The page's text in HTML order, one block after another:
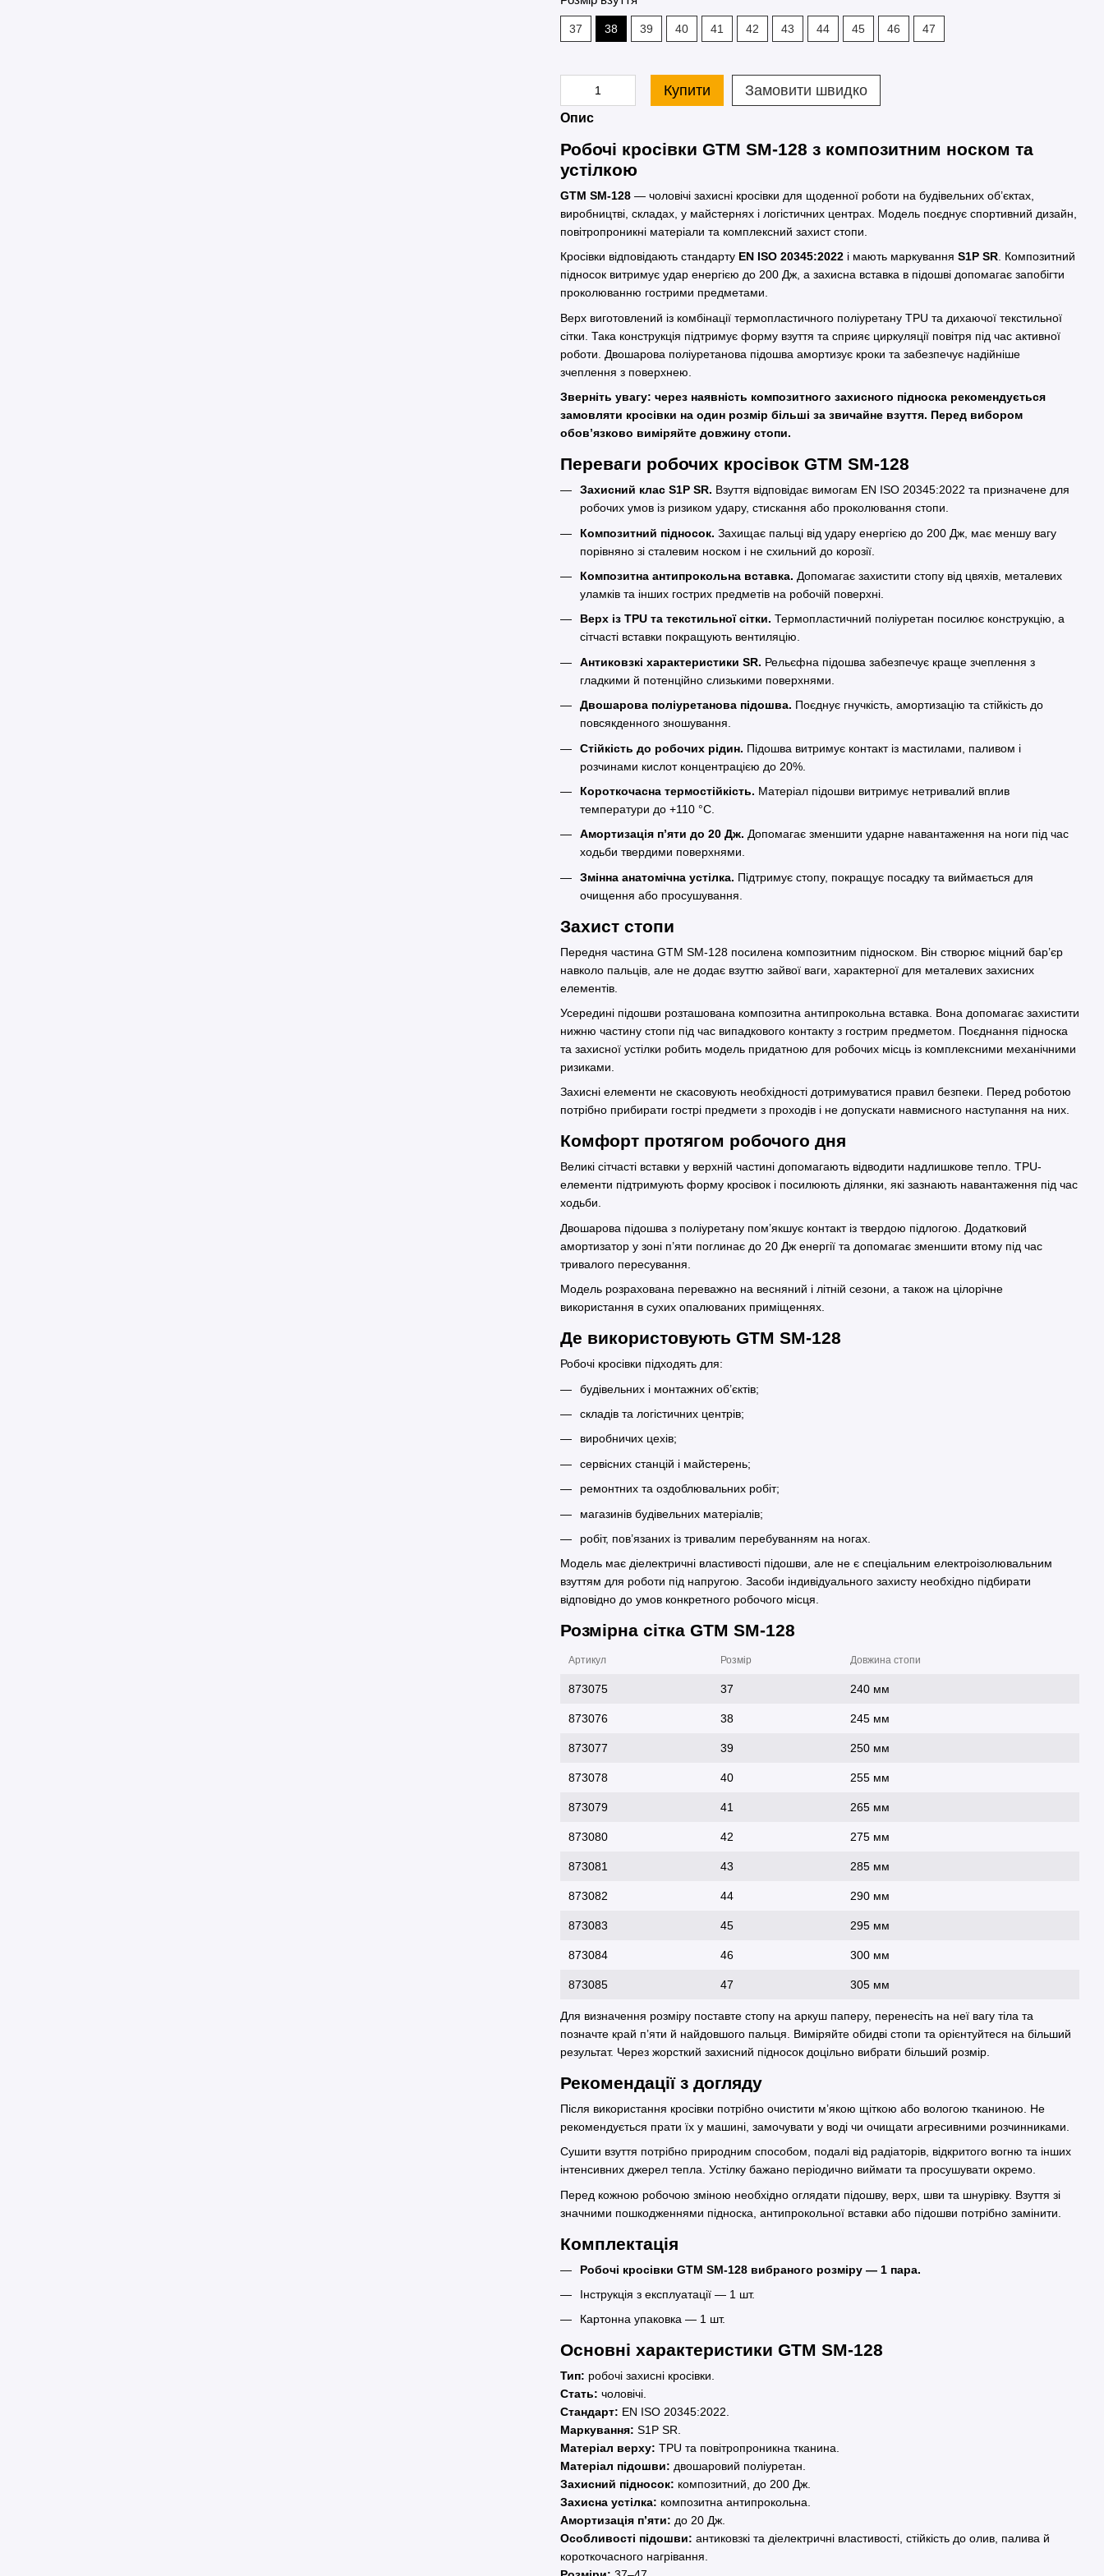
37 38 39 40 41 42 43 44 45 46 47
Купити Замовити швидко
Опис
Робочі кросівки GTM SM-128 з композитним носком та
устілкою
GTM SM-128 — чоловічі захисні кросівки для щоденної роботи на будівельних об’єктах,
виробництві, складах, у майстернях і логістичних центрах. Модель поєднує спортивний дизайн,
повітропроникні матеріали та комплексний захист стопи.
Кросівки відповідають стандарту EN ISO 20345:2022 і мають маркування S1P SR. Композитний
підносок витримує удар енергією до 200 Дж, а захисна вставка в підошві допомагає запобігти
проколюванню гострими предметами.
Верх виготовлений із комбінації термопластичного поліуретану TPU та дихаючої текстильної
сітки. Така конструкція підтримує форму взуття та сприяє циркуляції повітря під час активної
роботи. Двошарова поліуретанова підошва амортизує кроки та забезпечує надійніше
зчеплення з поверхнею.
Зверніть увагу: через наявність композитного захисного підноска рекомендується
замовляти кросівки на один розмір більші за звичайне взуття. Перед вибором
обов’язково виміряйте довжину стопи.
Переваги робочих кросівок GTM SM-128
Захисний клас S1P SR. Взуття відповідає вимогам EN ISO 20345:2022 та призначене для
робочих умов із ризиком удару, стискання або проколювання стопи.
Композитний підносок. Захищає пальці від удару енергією до 200 Дж, має меншу вагу
порівняно зі сталевим носком і не схильний до корозії.
Композитна антипрокольна вставка. Допомагає захистити стопу від цвяхів, металевих
уламків та інших гострих предметів на робочій поверхні.
Верх із TPU та текстильної сітки. Термопластичний поліуретан посилює конструкцію, а
сітчасті вставки покращують вентиляцію.
Антиковзкі характеристики SR. Рельєфна підошва забезпечує краще зчеплення з
гладкими й потенційно слизькими поверхнями.
Двошарова поліуретанова підошва. Поєднує гнучкість, амортизацію та стійкість до
повсякденного зношування.
Стійкість до робочих рідин. Підошва витримує контакт із мастилами, паливом і
розчинами кислот концентрацією до 20%.
Короткочасна термостійкість. Матеріал підошви витримує нетривалий вплив
температури до +110 °C.
Амортизація п’яти до 20 Дж. Допомагає зменшити ударне навантаження на ноги під час
ходьби твердими поверхнями.
Змінна анатомічна устілка. Підтримує стопу, покращує посадку та виймається для
очищення або просушування.
Захист стопи
Передня частина GTM SM-128 посилена композитним підноском. Він створює міцний бар’єр
навколо пальців, але не додає взуттю зайвої ваги, характерної для металевих захисних
елементів.
Усередині підошви розташована композитна антипрокольна вставка. Вона допомагає захистити
нижню частину стопи під час випадкового контакту з гострим предметом. Поєднання підноска
та захисної устілки робить модель придатною для робочих місць із комплексними механічними
ризиками.
Захисні елементи не скасовують необхідності дотримуватися правил безпеки. Перед роботою
потрібно прибирати гострі предмети з проходів і не допускати навмисного наступання на них.
Комфорт протягом робочого дня
Великі сітчасті вставки у верхній частині допомагають відводити надлишкове тепло. TPU-
елементи підтримують форму кросівок і посилюють ділянки, які зазнають навантаження під час
ходьби.
Двошарова підошва з поліуретану пом’якшує контакт із твердою підлогою. Додатковий
амортизатор у зоні п’яти поглинає до 20 Дж енергії та допомагає зменшити втому під час
тривалого пересування.
Модель розрахована переважно на весняний і літній сезони, а також на цілорічне
використання в сухих опалюваних приміщеннях.
Де використовують GTM SM-128
Робочі кросівки підходять для:
будівельних і монтажних об’єктів;
складів та логістичних центрів;
виробничих цехів;
сервісних станцій і майстерень;
ремонтних та оздоблювальних робіт;
магазинів будівельних матеріалів;
робіт, пов’язаних із тривалим перебуванням на ногах.
Модель має діелектричні властивості підошви, але не є спеціальним електроізолювальним
взуттям для роботи під напругою. Засоби індивідуального захисту необхідно підбирати
відповідно до умов конкретного робочого місця.
Розмірна сітка GTM SM-128
Артикул Розмір Довжина стопи
873075 37 240 мм
873076 38 245 мм
873077 39 250 мм
873078 40 255 мм
873079 41 265 мм
873080 42 275 мм
873081 43 285 мм
873082 44 290 мм
873083 45 295 мм
873084 46 300 мм
873085 47 305 мм
Для визначення розміру поставте стопу на аркуш паперу, перенесіть на неї вагу тіла та
позначте край п’яти й найдовшого пальця. Виміряйте обидві стопи та орієнтуйтеся на більший
результат. Через жорсткий захисний підносок доцільно вибрати більший розмір.
Рекомендації з догляду
Після використання кросівки потрібно очистити м’якою щіткою або вологою тканиною. Не
рекомендується прати їх у машині, замочувати у воді чи очищати агресивними розчинниками.
Сушити взуття потрібно природним способом, подалі від радіаторів, відкритого вогню та інших
інтенсивних джерел тепла. Устілку бажано періодично виймати та просушувати окремо.
Перед кожною робочою зміною необхідно оглядати підошву, верх, шви та шнурівку. Взуття зі
значними пошкодженнями підноска, антипрокольної вставки або підошви потрібно замінити.
Комплектація
Робочі кросівки GTM SM-128 вибраного розміру — 1 пара.
Інструкція з експлуатації — 1 шт.
Картонна упаковка — 1 шт.
Основні характеристики GTM SM-128
Тип: робочі захисні кросівки.
Стать: чоловічі.
Стандарт: EN ISO 20345:2022.
Маркування: S1P SR.
Матеріал верху: TPU та повітропроникна тканина.
Матеріал підошви: двошаровий поліуретан.
Захисний підносок: композитний, до 200 Дж.
Захисна устілка: композитна антипрокольна.
Амортизація п’яти: до 20 Дж.
Особливості підошви: антиковзкі та діелектричні властивості, стійкість до олив, палива й
короткочасного нагрівання.